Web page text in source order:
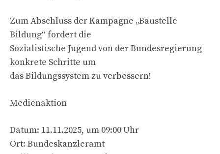
Zum Abschluss der Kampagne „Baustelle
Bildung“ fordert die
Sozialistische Jugend von der Bundesregierung
konkrete Schritte um
das Bildungssystem zu verbessern!
Medienaktion
Datum: 11.11.2025, um 09:00 Uhr
Ort: Bundeskanzleramt